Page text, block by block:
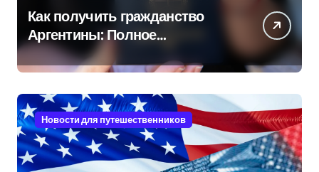
Как получить гражданство
Аргентины: Полное
руководство
Новости для путешественников